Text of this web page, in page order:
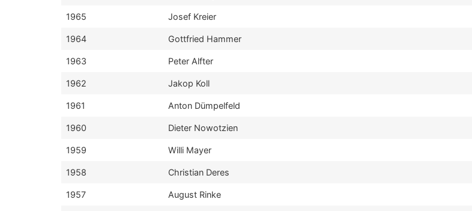
1965 Josef Kreier
1964 Gottfried Hammer
1963 Peter Alfter
1962 Jakop Koll
1961 Anton Dümpelfeld
1960 Dieter Nowotzien
1959 Willi Mayer
1958 Christian Deres
1957 August Rinke